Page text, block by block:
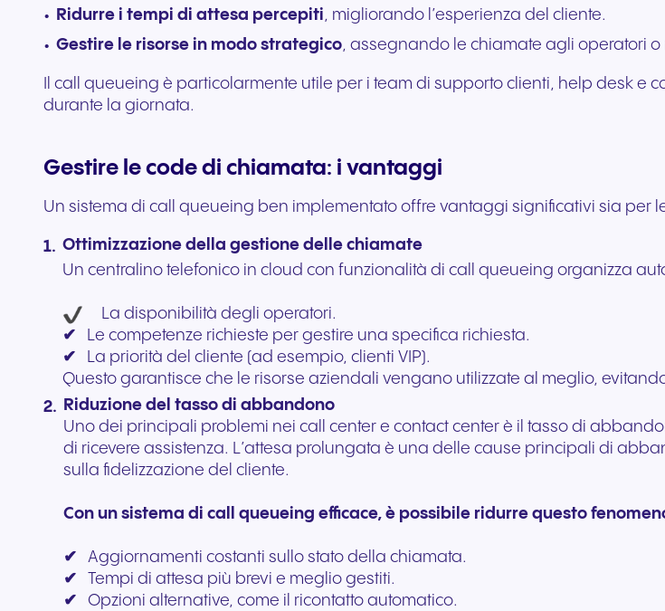
offrire esperienze e servizi
eccezionali agli ospiti.
Ridurre i tempi di attesa percepiti, migliorando l’esperienza del cliente.
Gestire le risorse in modo strategico, assegnando le chiamate agli operatori
Il call queueing è particolarmente utile per i team di supporto clienti, help desk e
durante la giornata.
Gestire le code di chiamata: i vantaggi
Un sistema di call queueing ben implementato offre vantaggi significativi sia per
Ottimizzazione della gestione delle chiamate
Un centralino telefonico in cloud con funzionalità di call queueing organizza
La disponibilità degli operatori.
✔ Le competenze richieste per gestire una specifica richiesta.
✔
La priorità del cliente (ad esempio, clienti VIP).
Questo garantisce che le risorse aziendali vengano utilizzate al meglio,
Riduzione del tasso di abbandono
Uno dei principali problemi nei call center e contact center è il tasso di
di ricevere assistenza. L’attesa prolungata è una delle cause principali di
sulla fidelizzazione del cliente.
Con un sistema di call queueing efficace, è possibile ridurre questo
✔Aggiornamenti costanti sullo stato della chiamata.
✔
Tempi di attesa più brevi e meglio gestiti.
✔Opzioni alternative, come il ricontatto automatico.